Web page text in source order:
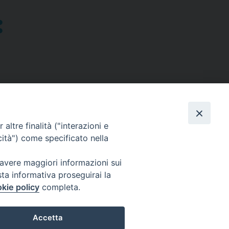
SEGUICI SU
Facebook
Instagram
X YouTube
altre finalità ("interazioni e
come specificato nella
maggiori informazioni sui
informativa proseguirai la
policy completa.
Accetta